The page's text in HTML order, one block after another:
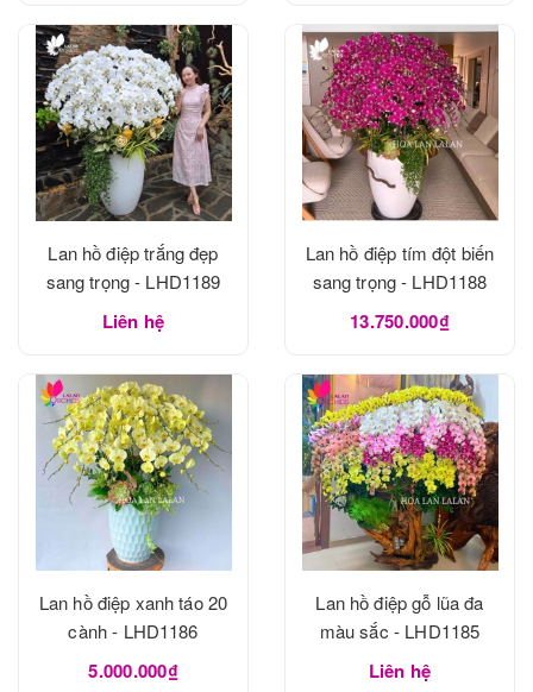
Lan hồ điệp trắng đẹp
sang trọng - LHD1189
Liên hệ
Lan hồ điệp tím đột biến
sang trọng - LHD1188
13.750.000₫
Lan hồ điệp xanh táo 20
cành - LHD1186
5.000.000₫
Lan hồ điệp gỗ lũa đa
màu sắc - LHD1185
Liên hệ